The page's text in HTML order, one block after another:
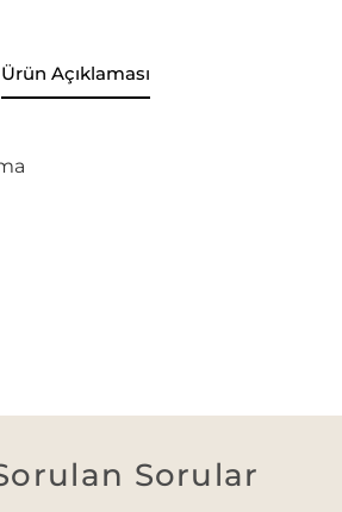
Ürün Açıklaması
Sorular